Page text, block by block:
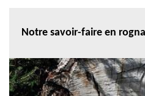
Notre savoir-faire en